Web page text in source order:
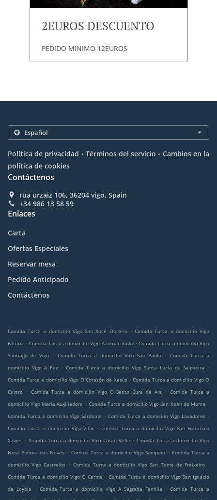
2EUROS DESCUENTO
PEDIDO MINIMO 12EUROS
Política de privacidad . Términos del servicio . Cambios en la
política de cookies
Contáctenos
rua urzaiz 106, 36204 vigo, Spain
+34 986 13 58 59
Enlaces
Carta
Ofertas Especiales
Reservar mesa
Pedido Anticipado
Contáctenos
Comida Turca a domicilio Vigo San Xosé Obreiro . Comida Turca a domicilio Vigo
Fátima . Comida Turca a domicilio Vigo A Inmaculada . Comida Turca a domicilio Vigo
Santiago de Vigo
. Comida Turca a domicilio Vigo San Paulo . Comida Turca a
domicilio Vigo A Paz
. Comida Turca a domicilio Vigo Santa Lucía da Salgueira
.
Comida Turca a domicilio Vigo O Corazón de Xesús . Comida Turca a domicilio Vigo O
Castro
. Comida Turca a domicilio Vigo O Santo Cura de Ars . Comida Turca a
domicilio Vigo María Auxiliadora . Comida Turca a domicilio Vigo San Xoán do Monte .
Comida Turca a domicilio Vigo Sárdoma . Comida Turca a domicilio Vigo Lavadores .
Comida Turca a domicilio Vigo Vilar . Comida Turca a domicilio Vigo San Francisco
Xavier . Comida Turca a domicilio Vigo Casco Vello . Comida Turca a domicilio Vigo
Nosa Señora das Neves . Comida Turca a domicilio Vigo Sampaio . Comida Turca a
domicilio Vigo Castrelos . Comida Turca a domicilio Vigo San Tomé de Freixeiro .
Comida Turca a domicilio Vigo O Carme . Comida Turca a domicilio Vigo San Ignacio
de Loyola
. Comida Turca a domicilio Vigo A Sagrada Familia . Comida Turca a